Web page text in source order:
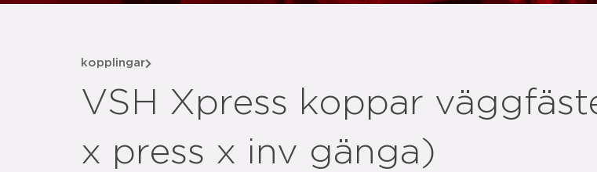
kopplingar
VSH Xpress koppar
x press x inv gänga)